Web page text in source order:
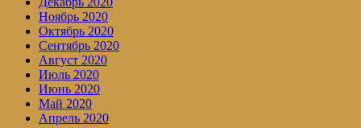
Ноябрь 2020
Октябрь 2020
Сентябрь 2020
Август 2020
Июль 2020
Июнь 2020
Май 2020
Апрель 2020